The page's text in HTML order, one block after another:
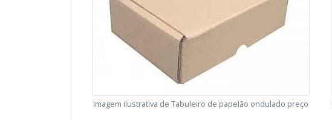
Imagem ilustrativa de Tabuleiro de papelão ondulado preço